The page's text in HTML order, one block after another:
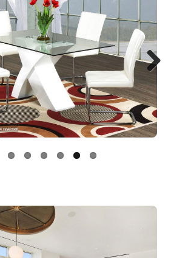
Previo
us